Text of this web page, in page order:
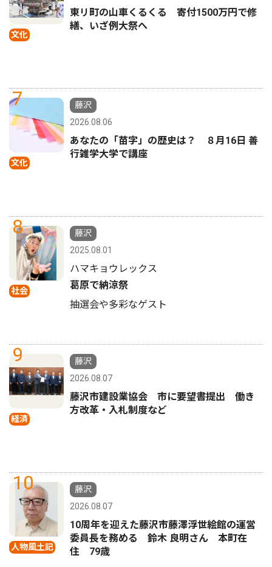
文化
東リ町の山車くるくる 寄付1500万円で修
繕、いざ例大祭へ
7
文化
藤沢
2026.08.06
あなたの「苗字」の歴史は？ ８月16日 善
行雑学大学で講座
8
社会
藤沢
2025.08.01
ハマキョウレックス
葛原で納涼祭
抽選会や多彩なゲスト
9
経済
藤沢
2026.08.07
藤沢市建設業協会 市に要望書提出 働き
方改革・入札制度など
10
人物風土記
藤沢
2026.08.07
10周年を迎えた藤沢市藤澤浮世絵館の運営
委員長を務める 鈴木 良明さん 本町在
住 79歳